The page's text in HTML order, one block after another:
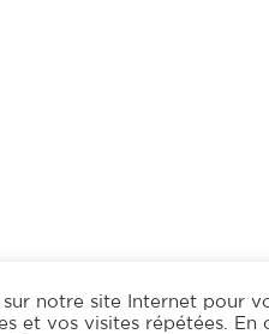
sur notre site Internet pour
et vos visites répétées.